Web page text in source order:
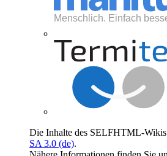
Die Inhalte des SELFHTML-
SA 3.0 (de).